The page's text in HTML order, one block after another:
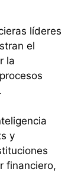
líderes
el
la
y
financiero,